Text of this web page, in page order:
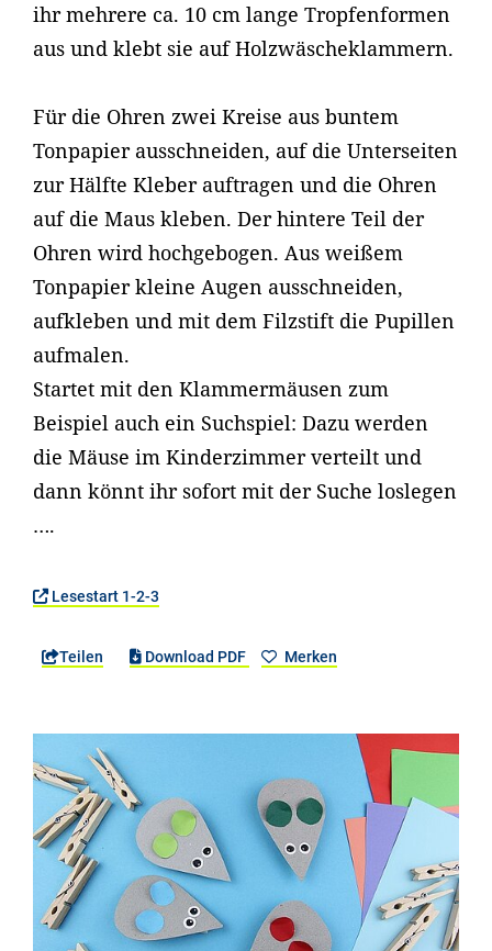
ihr mehrere ca. 10 cm lange Tropfenformen
aus und klebt sie auf Holzwäscheklammern.
Für die Ohren zwei Kreise aus buntem
Tonpapier ausschneiden, auf die Unterseiten
zur Hälfte Kleber auftragen und die Ohren
auf die Maus kleben. Der hintere Teil der
Ohren wird hochgebogen. Aus weißem
Tonpapier kleine Augen ausschneiden,
aufkleben und mit dem Filzstift die Pupillen
aufmalen.
Startet mit den Klammermäusen zum
Beispiel auch ein Suchspiel: Dazu werden
die Mäuse im Kinderzimmer verteilt und
dann könnt ihr sofort mit der Suche loslegen
….
Lesestart 1-2-3
Teilen Download PDF Merken